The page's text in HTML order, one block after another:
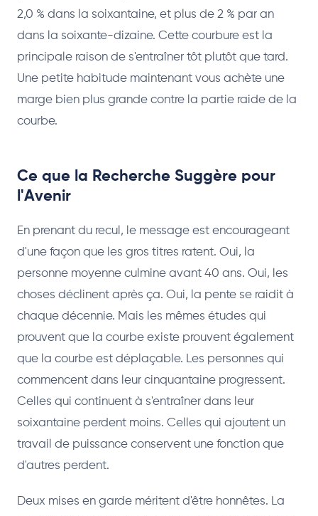
2,0 % dans la soixantaine, et plus de 2 % par an
dans la soixante-dizaine. Cette courbure est la
principale raison de s'entraîner tôt plutôt que tard.
Une petite habitude maintenant vous achète une
marge bien plus grande contre la partie raide de la
courbe.
Ce que la Recherche Suggère pour
l'Avenir
En prenant du recul, le message est encourageant
d'une façon que les gros titres ratent. Oui, la
personne moyenne culmine avant 40 ans. Oui, les
choses déclinent après ça. Oui, la pente se raidit à
chaque décennie. Mais les mêmes études qui
prouvent que la courbe existe prouvent également
que la courbe est déplaçable. Les personnes qui
commencent dans leur cinquantaine progressent.
Celles qui continuent à s'entraîner dans leur
soixantaine perdent moins. Celles qui ajoutent un
travail de puissance conservent une fonction que
d'autres perdent.
Deux mises en garde méritent d'être honnêtes. La